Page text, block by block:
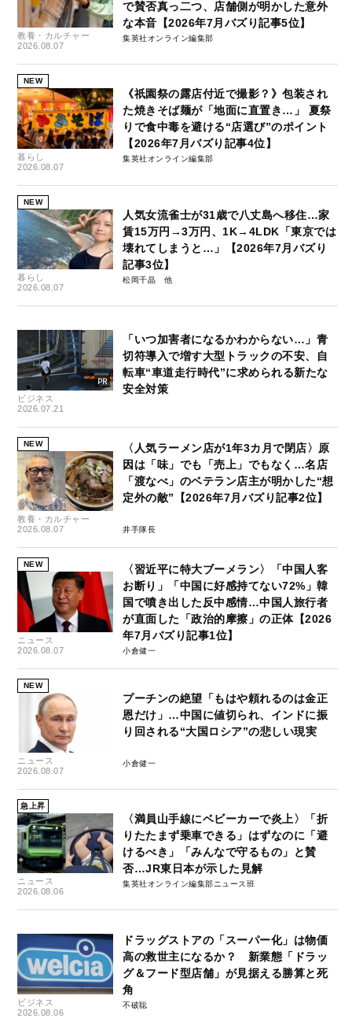
教養・カルチャー
2026.08.07
で賛否真っ二つ、店舗側が明かした意外
な本音【2026年7月バズり記事5位】
集英社オンライン編集部
NEW
暮らし
2026.08.07
《祇園祭の露店付近で撮影？》包装され
た焼きそば麺が「地面に直置き…」 夏祭
りで食中毒を避ける“店選び”のポイント
【2026年7月バズり記事4位】
集英社オンライン編集部
NEW
暮らし
2026.08.07
人気女流雀士が31歳で八丈島へ移住…家
賃15万円→3万円、1K→4LDK「東京では
壊れてしまうと…」【2026年7月バズり
記事3位】
松岡千晶
ビジネス
2026.07.21
「いつ加害者になるかわからない…」青
切符導入で増す大型トラックの不安、自
転車“車道走行時代”に求められる新たな
安全対策
NEW
教養・カルチャー
2026.08.07
〈人気ラーメン店が1年3カ月で閉店〉原
因は「味」でも「売上」でもなく…名店
「渡なべ」のベテラン店主が明かした“想
定外の敵”【2026年7月バズり記事2位】
井手隊長
NEW
ニュース
2026.08.07
〈習近平に特大ブーメラン〉「中国人客
お断り」「中国に好感持てない72%」韓
国で噴き出した反中感情…中国人旅行者
が直面した「政治的摩擦」の正体【2026
年7月バズり記事1位】
小倉健一
NEW
ニュース
2026.08.07
プーチンの絶望「もはや頼れるのは金正
恩だけ」…中国に値切られ、インドに振
り回される“大国ロシア”の悲しい現実
小倉健一
急上昇
ニュース
2026.08.06
〈満員山手線にベビーカーで炎上〉「折
りたたまず乗車できる」はずなのに「避
けるべき」「みんなで守るもの」と賛
否…JR東日本が示した見解
集英社オンライン編集部ニュース班
ビジネス
2026.08.06
ドラッグストアの「スーパー化」は物価
高の救世主になるか？ 新業態「ドラッ
グ＆フード型店舗」が見据える勝算と死
角
不破聡